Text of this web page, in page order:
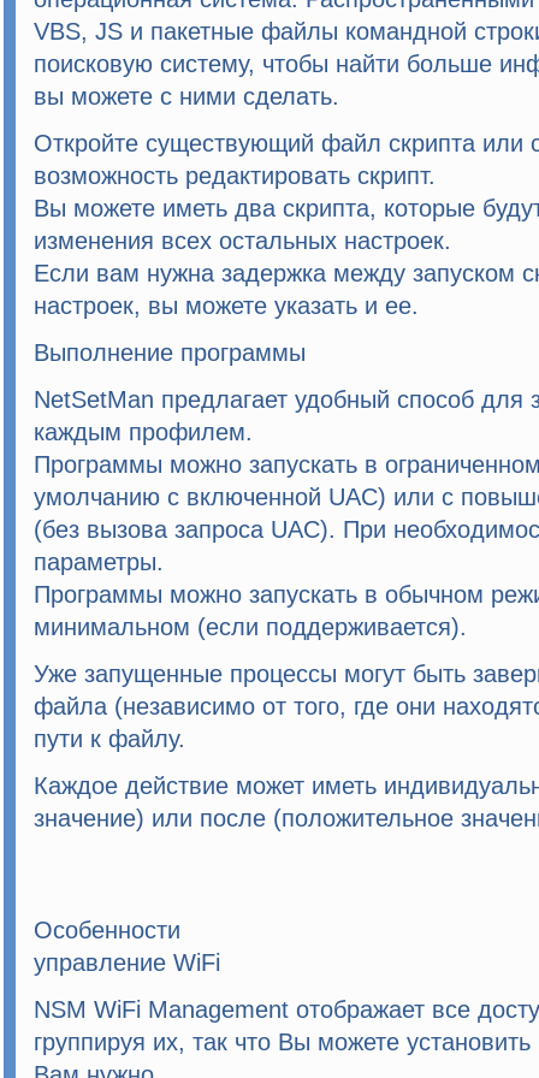
VBS, JS и пакетные файлы командной
поисковую систему, чтобы найти больше
вы можете с ними сделать.
Откройте существующий файл скрипта или
возможность редактировать скрипт.
Вы можете иметь два скрипта, которые
изменения всех остальных настроек.
Если вам нужна задержка между запуском
настроек, вы можете указать и ее.
Выполнение программы
NetSetMan предлагает удобный способ для
каждым профилем.
Программы можно запускать в
умолчанию с включенной UAC) или с
(без вызова запроса UAC). При
параметры.
Программы можно запускать в обычном
минимальном (если поддерживается).
Уже запущенные процессы могут быть
файла (независимо от того, где они
пути к файлу.
Каждое действие может иметь
значение) или после (положительное
Особенности
управление WiFi
NSM WiFi Management отображает все
группируя их, так что Вы можете